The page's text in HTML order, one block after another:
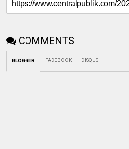
COMMENTS
BLOGGER FACEBOOK DISQUS